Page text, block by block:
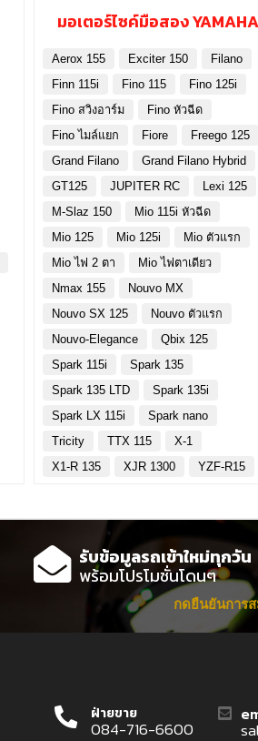
มอเตอร์ไซค์มือสอง YAMAHA
Aerox 155 Exciter 150
Filano
Finn 115i
Fino 115
Fino 125i
Fino สวิงอาร์ม
Fino หัวฉีด
Fino ไมล์แยก
Fiore
Freego 125
Grand Filano
Grand Filano Hybrid
GT125
JUPITER RC
Lexi 125
M-Slaz 150
Mio 115i หัวฉีด
Mio 125
Mio 125i
Mio ตัวแรก
Mio ไฟ 2 ตา
Mio ไฟตาเดียว
Nmax 155
Nouvo MX
Nouvo SX 125
Nouvo ตัวแรก
Nouvo-Elegance
Qbix 125
Spark 115i
Spark 135
Spark 135 LTD
Spark 135i
Spark LX 115i
Spark nano
Tricity
TTX 115
X-1
X1-R 135
XJR 1300 YZF-R15
รับข้อมูลรถเข้าใหม่ทุกวัน
พร้อมโปรโมชั่นโดนๆ
กดยืนยันการ
ฝ่ายขาย
084-716-6600